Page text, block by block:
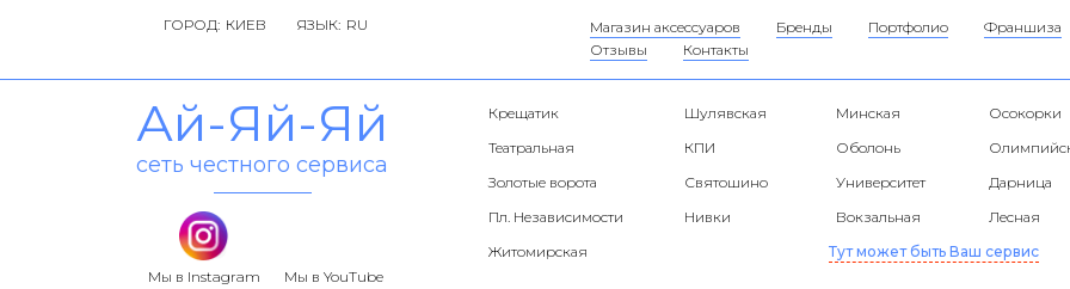
ГОРОД: ЯЗЫК: Магазин аксессуаров Бренды Портфолио Франшиза
Отзывы
Контакты
Ай-Яй-Яй
сеть честного сервиса
Мы в Instagram Мы в YouTube
Крещатик Шулявская Минская
Осокорки
Театральная
КПИ Оболонь
Золотые ворота
Святошино Университет
Дарница
Пл. Независимости
Нивки Вокзальная
Лесная
Житомирская
Тут может быть Ваш сервис